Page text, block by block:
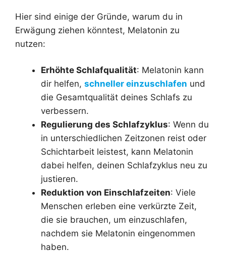
Hier sind einige der Gründe, warum du in
Erwägung ziehen könntest, Melatonin zu
nutzen:
Erhöhte Schlafqualität: Melatonin kann
dir helfen, schneller einzuschlafen und
die Gesamtqualität deines Schlafs zu
verbessern.
Regulierung des Schlafzyklus: Wenn du
in unterschiedlichen Zeitzonen reist oder
Schichtarbeit leistest, kann Melatonin
dabei helfen, deinen Schlafzyklus neu zu
justieren.
Reduktion von Einschlafzeiten: Viele
Menschen erleben eine verkürzte Zeit,
die sie brauchen, um einzuschlafen,
nachdem sie Melatonin eingenommen
haben.